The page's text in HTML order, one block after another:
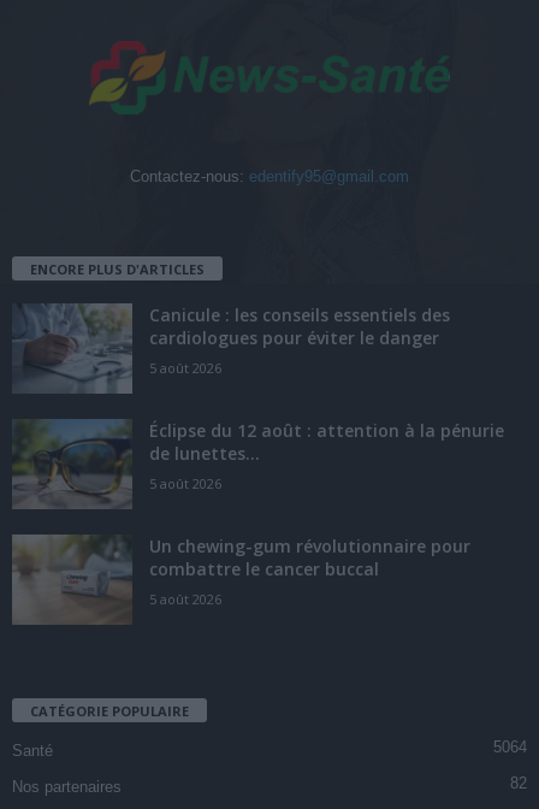
Contactez-nous: edentify95@gmail.com
ENCORE PLUS D'ARTICLES
Canicule : les conseils essentiels des
cardiologues pour éviter le danger
5 août 2026
Éclipse du 12 août : attention à la pénurie
de lunettes...
5 août 2026
Un chewing-gum révolutionnaire pour
combattre le cancer buccal
5 août 2026
CATÉGORIE POPULAIRE
Santé 5064
Nos partenaires 82